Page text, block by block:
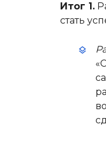
Итог 1.
стать